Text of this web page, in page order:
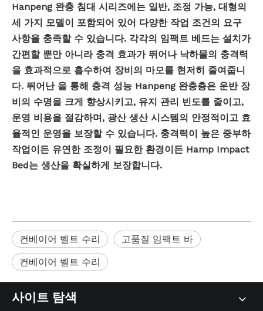
Hanpeng 완충 침대 시리즈에는 일반, 조정 가능, 대형의
세 가지 모델이 포함되어 있어 다양한 작업 조건의 요구
사항을 충족할 수 있습니다. 각각의 임팩트 베드는 설치가
간편할 뿐만 아니라 충격 효과가 뛰어나 낙하물의 충격력
을 효과적으로 흡수하여 장비의 마모를 현저히 줄여줍니
다. 뛰어난 을 통해 충격 성능 Hanpeng 완충층은 운반 장
비의 수명을 크게 향상시키고, 유지 관리 빈도를 줄이고,
운영 비용을 절감하며, 광산 생산 시스템의 안정적이고 효
율적인 운영을 보장할 수 있습니다. 충격력이 높은 중부하
작업이든 유연한 조정이 필요한 환경이든 Hamp Impact
Bed는 생산을 확실하게 보장합니다.
컨베이어 벨트 수리 고품질 임팩트 바
컨베이어 벨트 수리
사이트 탐색